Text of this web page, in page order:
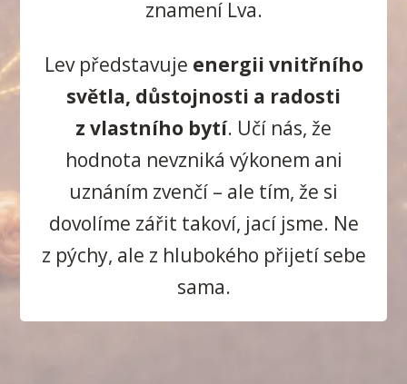
znamení Lva.
Lev představuje energii vnitřního
světla, důstojnosti a radosti
z vlastního bytí. Učí nás, že
hodnota nevzniká výkonem ani
uznáním zvenčí – ale tím, že si
dovolíme zářit takoví, jací jsme. Ne
z pýchy, ale z hlubokého přijetí sebe
sama.